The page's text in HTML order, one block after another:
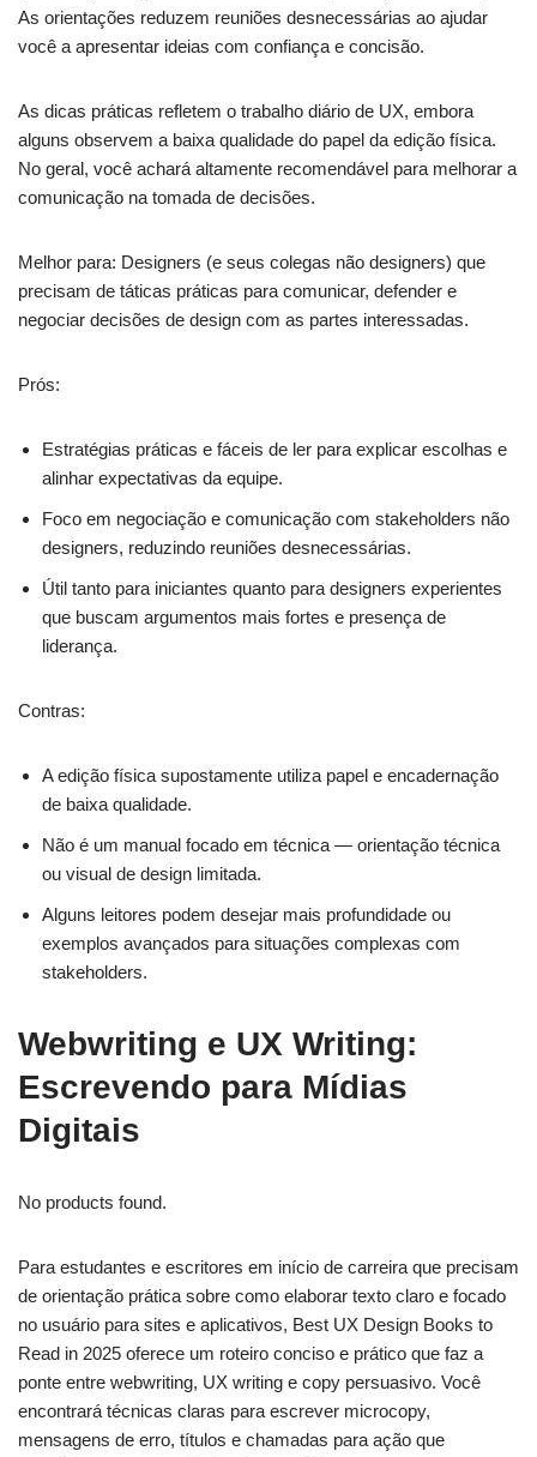
As orientações reduzem reuniões desnecessárias ao ajudar
você a apresentar ideias com confiança e concisão.
As dicas práticas refletem o trabalho diário de UX, embora
alguns observem a baixa qualidade do papel da edição física.
No geral, você achará altamente recomendável para melhorar a
comunicação na tomada de decisões.
Melhor para: Designers (e seus colegas não designers) que
precisam de táticas práticas para comunicar, defender e
negociar decisões de design com as partes interessadas.
Prós:
Estratégias práticas e fáceis de ler para explicar escolhas e
alinhar expectativas da equipe.
Foco em negociação e comunicação com stakeholders não
designers, reduzindo reuniões desnecessárias.
Útil tanto para iniciantes quanto para designers experientes
que buscam argumentos mais fortes e presença de
liderança.
Contras:
A edição física supostamente utiliza papel e encadernação
de baixa qualidade.
Não é um manual focado em técnica — orientação técnica
ou visual de design limitada.
Alguns leitores podem desejar mais profundidade ou
exemplos avançados para situações complexas com
stakeholders.
Webwriting e UX Writing:
Escrevendo para Mídias
Digitais
No products found.
Para estudantes e escritores em início de carreira que precisam
de orientação prática sobre como elaborar texto claro e focado
no usuário para sites e aplicativos, Best UX Design Books to
Read in 2025 oferece um roteiro conciso e prático que faz a
ponte entre webwriting, UX writing e copy persuasivo. Você
encontrará técnicas claras para escrever microcopy,
mensagens de erro, títulos e chamadas para ação que